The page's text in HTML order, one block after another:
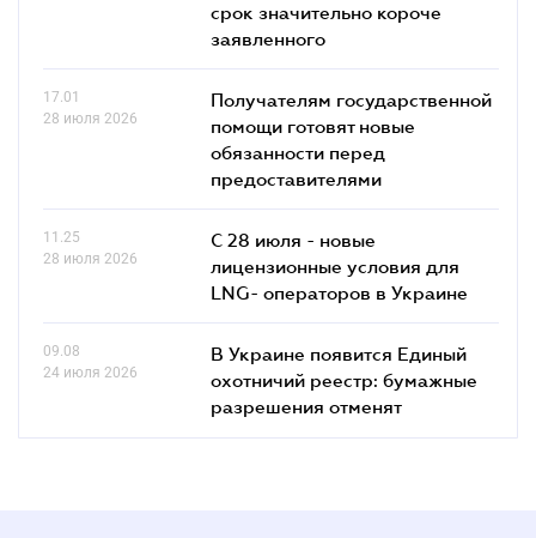
срок значительно короче
заявленного
17.01
28 июля 2026
Получателям государственной
помощи готовят новые
обязанности перед
предоставителями
11.25
28 июля 2026
С 28 июля - новые
лицензионные условия для
LNG- операторов в Украине
09.08
24 июля 2026
В Украине появится Единый
охотничий реестр: бумажные
разрешения отменят